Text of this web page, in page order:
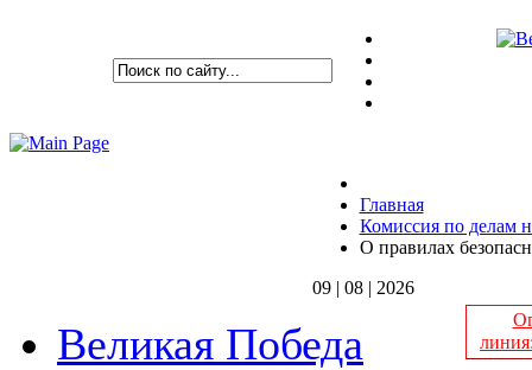
Главная
Комиссия по делам
О правилах
09 | 08 | 2026
Великая Победа